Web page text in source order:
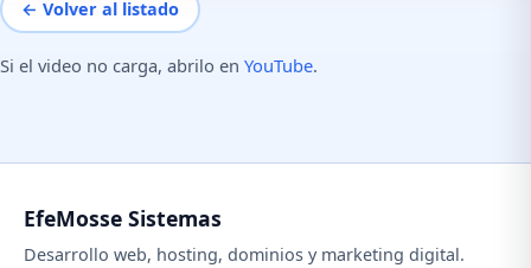
← Volver al listado
Si el video no carga, abrilo en YouTube.
EfeMosse Sistemas
Desarrollo web, hosting, dominios y marketing digital.